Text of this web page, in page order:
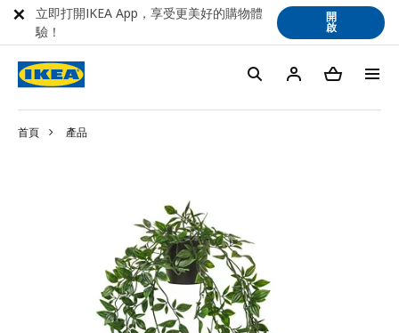
首頁 產品
立即打開IKEA App，享受更美好的購物體
驗！
開
啟